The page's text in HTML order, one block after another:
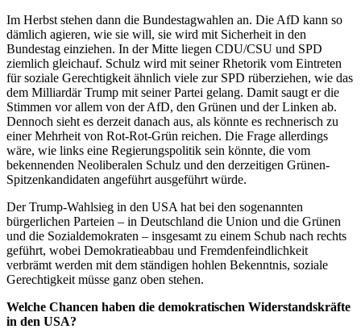
Im Herbst stehen dann die Bundestagwahlen an. Die AfD kann so
dämlich agieren, wie sie will, sie wird mit Sicherheit in den
Bundestag einziehen. In der Mitte liegen CDU/CSU und SPD
ziemlich gleichauf. Schulz wird mit seiner Rhetorik vom Eintreten
für soziale Gerechtigkeit ähnlich viele zur SPD rüberziehen, wie das
dem Milliardär Trump mit seiner Partei gelang. Damit saugt er die
Stimmen vor allem von der AfD, den Grünen und der Linken ab.
Dennoch sieht es derzeit danach aus, als könnte es rechnerisch zu
einer Mehrheit von Rot-Rot-Grün reichen. Die Frage allerdings
wäre, wie links eine Regierungspolitik sein könnte, die vom
bekennenden Neoliberalen Schulz und den derzeitigen Grünen-
Spitzenkandidaten angeführt ausgeführt würde.
Der Trump-Wahlsieg in den USA hat bei den sogenannten
bürgerlichen Parteien – in Deutschland die Union und die Grünen
und die Sozialdemokraten – insgesamt zu einem Schub nach rechts
geführt, wobei Demokratieabbau und Fremdenfeindlichkeit
verbrämt werden mit dem ständigen hohlen Bekenntnis, soziale
Gerechtigkeit müsse ganz oben stehen.
Welche Chancen haben die demokratischen Widerstandskräfte
in den USA?